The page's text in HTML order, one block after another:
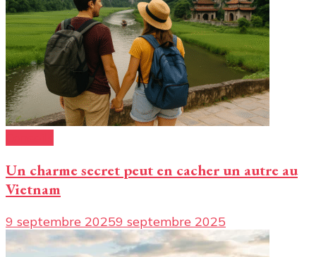
Un charme secret peut en cacher un autre au
Vietnam
9 septembre 20259 septembre 2025